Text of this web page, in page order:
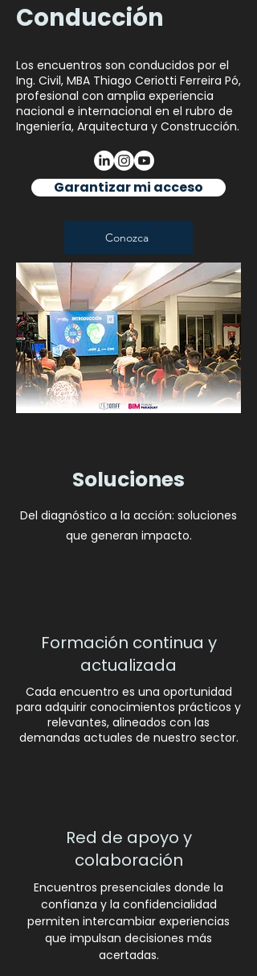
Conducción
Los encuentros son conducidos por el
Ing. Civil, MBA Thiago Ceriotti Ferreira Pó,
profesional con amplia experiencia
nacional e internacional en el rubro de
Ingeniería, Arquitectura y Construcción.
Garantizar mi acceso
Conozca
Soluciones
Del diagnóstico a la acción: soluciones
que generan impacto.
Formación continua y
actualizada
Cada encuentro es una oportunidad
para adquirir conocimientos prácticos y
relevantes, alineados con las
demandas actuales de nuestro sector.
Red de apoyo y
colaboración
Encuentros presenciales donde la
confianza y la confidencialidad
permiten intercambiar experiencias
que impulsan decisiones más
acertadas.